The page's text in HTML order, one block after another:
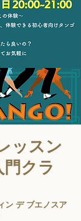
ッスン
門クラ
ン デ ブエノスア